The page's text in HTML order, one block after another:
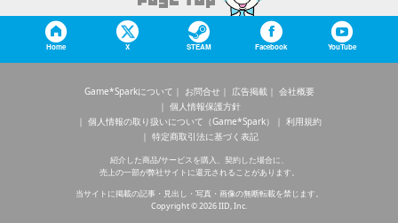
Home X STEAM Facebook YouTube
Game*Sparkについて お問合せ 広告掲載
会社概要
個人情報保護方針
個人情報の取り扱いについて（Game*Spark）
利用規約
特定商取引法に基づく表記
紹介した商品/サービスを購入、契約した場合に、
売上の一部が弊社サイトに還元されることがあります。
当サイトに掲載の記事・見出し・写真・画像の無断転載を禁じます。
Copyright © 2026 IID, Inc.